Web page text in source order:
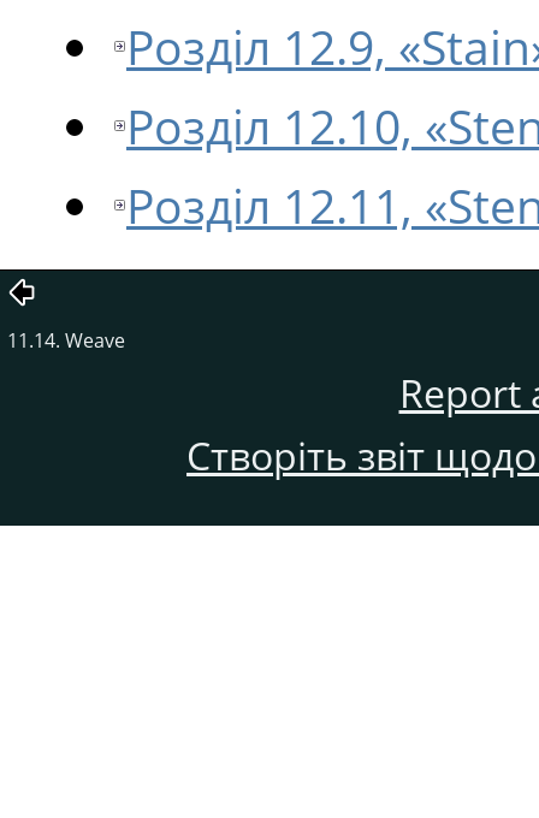
Розділ 12.9,
Розділ 12.10,
Розділ 12.11,
11.14. Weave
Report
Створіть звіт